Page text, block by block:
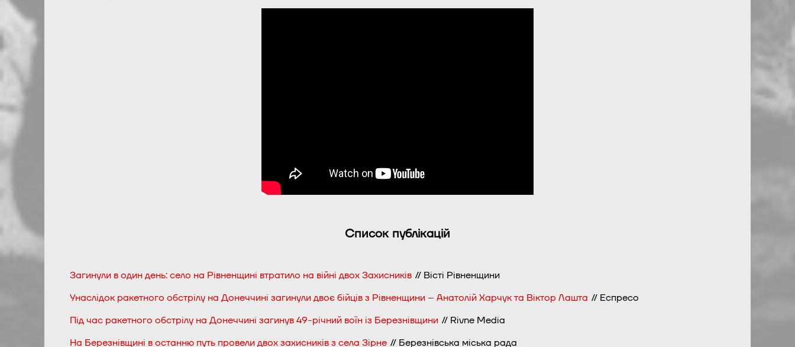
Список публікацій
Загинули в один день: село на Рівненщині втратило на війні двох Захисників // Вісті Рівненщини
Унаслідок ракетного обстрілу на Донеччині загинули двоє бійців з Рівненщини – Анатолій Харчук та Віктор Лашта // Еспресо
Під час ракетного обстрілу на Донеччині загинув 49-річний воїн із Березнівщини // Rivne Media
На Березнівщині в останню путь провели двох захисників з села Зірне // Березнівська міська рада